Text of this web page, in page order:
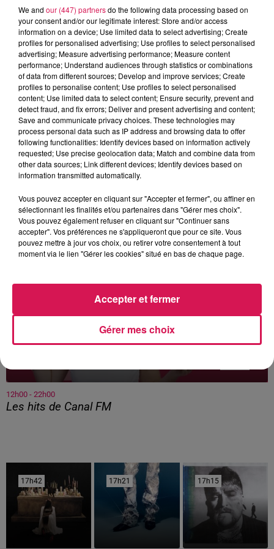
espèces aquatiques dans le Val de Sambre à Obrechies. La
fédération du Nord pour la pêche et la protection du milieu
aquatique, en partenariat avec l’Agglomération, débutera au
2nd semestre 2019 des travaux d’aménagement du lit de la
Solre au niveau du moulin d’Obrechies. En effet, il existe
actuellement un dénivelé formant une petite cascade qui
empêche les poissons de se déplacer librement au sein de la
rivière. L’ouvrage qui perturbe le libre écoulement des eaux
sera supprimé pour laisser les animaux aquatiques coloniser
les lieux et ainsi favoriser leur reproduction et leur
développement. Le montant total des travaux est estimé à
82 000€, financés par l’Agence de l’Eau (70%) et par l’Agglo
À L'ANTENNE
12h00 - 22h00
Les hits de Canal FM
17h42
17h42 17h21
17h21 17h15
17h15
We and our (447) partnersdo the following data processing based on
your consent and/or our legitimate interest: Store and/or access
information on a device; Use limited data to select advertising; Create
profiles for personalised advertising; Use profiles to select personalised
advertising; Measure advertising performance; Measure content
performance; Understand audiences through statistics or combinations
of data from different sources; Develop and improve services; Create
profiles to personalise content; Use profiles to select personalised
content; Use limited data to select content; Ensure security, prevent and
detect fraud, and fix errors; Deliver and present advertising and content;
Save and communicate privacy choices. These technologies may
process personal data such as IP address and browsing data to offer
following functionalities: Identify devices based on information actively
requested; Use precise geolocation data; Match and combine data from
other data sources; Link different devices; Identify devices based on
information transmitted automatically.
Vous pouvez accepter en cliquant sur "Accepter et fermer", ou affiner en
sélectionnant les finalités et/ou partenaires dans "Gérer mes choix".
Vous pouvez également refuser en cliquant sur "Continuer sans
accepter". Vos préférences ne s'appliqueront que pour ce site. Vous
pouvez mettre à jour vos choix, ou retirer votre consentement à tout
moment via le lien "Gérer les cookies" situé en bas de chaque page.
Gérer mes choix
Accepter et fermer